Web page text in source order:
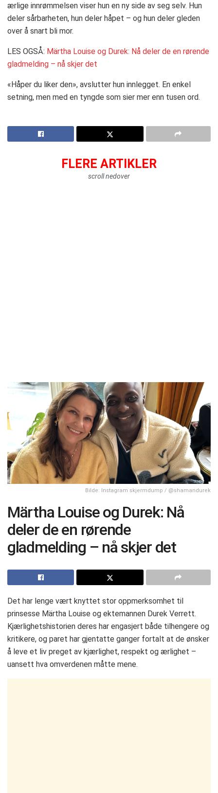
ærlige innrømmelsen viser hun en ny side av seg selv. Hun
deler sårbarheten, hun deler håpet – og hun deler gleden
over å snart bli mor.
LES OGSÅ: Märtha Louise og Durek: Nå deler de en rørende
gladmelding – nå skjer det
«Håper du liker den», avslutter hun innlegget. En enkel
setning, men med en tyngde som sier mer enn tusen ord.
FLERE ARTIKLER
scroll nedover
Bilde: Instagram skjermdump / @shamandurek
Märtha Louise og Durek: Nå
deler de en rørende
gladmelding – nå skjer det
Det har lenge vært knyttet stor oppmerksomhet til
prinsesse Märtha Louise og ektemannen Durek Verrett.
Kjærlighetshistorien deres har engasjert både tilhengere og
kritikere, og paret har gjentatte ganger fortalt at de ønsker
å leve et liv preget av kjærlighet, respekt og ærlighet –
uansett hva omverdenen måtte mene.